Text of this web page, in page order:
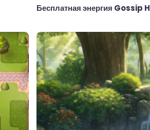
Бесплатная энергия Gossip